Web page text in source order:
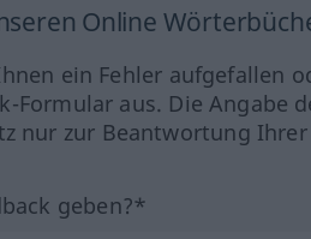
Online
ein Fehler aufgefallen
Formular aus. Die
nur zur Beantwortung Ihrer
geben?*